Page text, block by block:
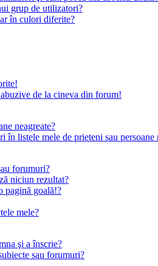
grup de utilizatori?
în culori diferite?
de la cineva din forum!
neagreate?
în listele mele de prieteni sau persoane
forumuri?
niciun rezultat?
pagină goală!?
mele?
şi a înscrie?
sau forumuri?